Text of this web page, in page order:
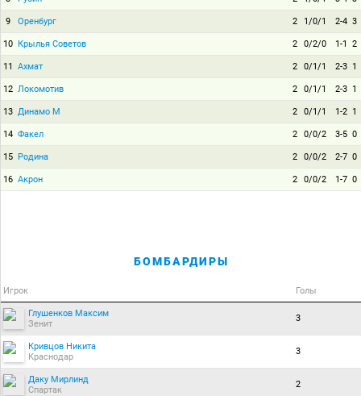
9 Оренбург 2 1/0/1 2-4 3
10 Крылья Советов 2 0/2/0 1-1 2
11 Ахмат 2 0/1/1 2-3 1
12 Локомотив 2 0/1/1 2-3 1
13 Динамо М 2 0/1/1 1-2 1
14 Факел 2 0/0/2 3-5 0
15 Родина 2 0/0/2 2-7 0
16 Акрон 2 0/0/2 1-7 0
БОМБАРДИРЫ
Игрок Голы
Глушенков Максим
Зенит
3
Кривцов Никита
Краснодар
3
Даку Мирлинд
Спартак
2